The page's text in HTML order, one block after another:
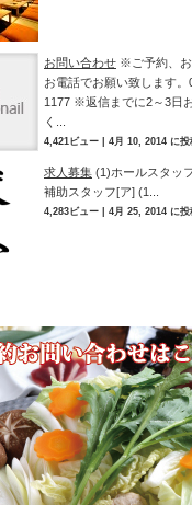
お問い合わせ ※ご予約、
お電話でお願い致します。
1177 ※返信までに2～3日
く...
4,421ビュー 4月 10, 2014 に投
求人募集 (1)ホールスタッ
補助スタッフ[ア] (1...
4,283ビュー 4月 25, 2014 に投